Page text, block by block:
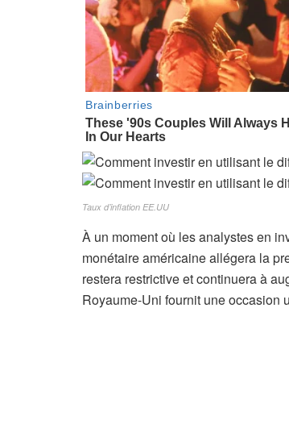
Taux d’inflation EE.UU
À un moment où les analystes en
monétaire américaine allégera la
restera restrictive et continuera à
Royaume-Uni fournit une occasion